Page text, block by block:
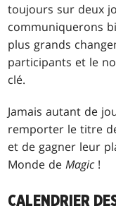
toujours sur deux
communiquerons
plus grands
participants et le
clé.
Jamais autant de
remporter le titre
et de gagner leur
Monde deMagic !
CALENDRIER